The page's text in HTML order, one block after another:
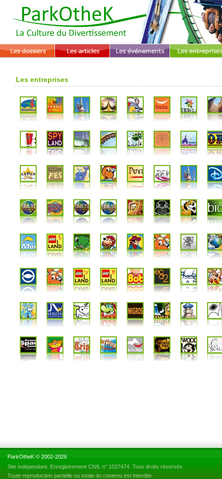
Les entreprises
ParkOtheK © 2002-2026
Site indépendant. Enregistrement CNIL n° 1037474. Tous droits réservés.
Toute reproduction partielle ou totale du contenu est interdite.